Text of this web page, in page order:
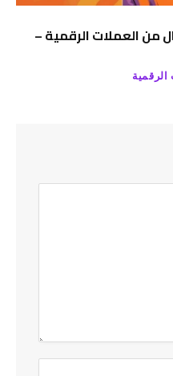
من العملات الرقمية –
الرقمية